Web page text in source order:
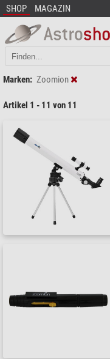
SHOP MAGAZIN
Marken: Zoomion
Artikel 1 - 11 von 11